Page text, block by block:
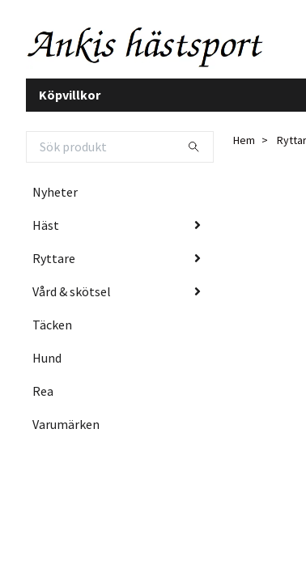
Köpvillkor
Nyheter
Häst
Ryttare
Vård & skötsel
Täcken
Hund
Rea
Varumärken
Hem